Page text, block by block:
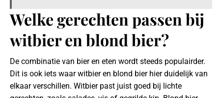
Welke gerechten passen bij
witbier en blond bier?
De combinatie van bier en eten wordt steeds populairder.
Dit is ook iets waar witbier en blond bier hier duidelijk van
elkaar verschillen. Witbier past juist goed bij lichte